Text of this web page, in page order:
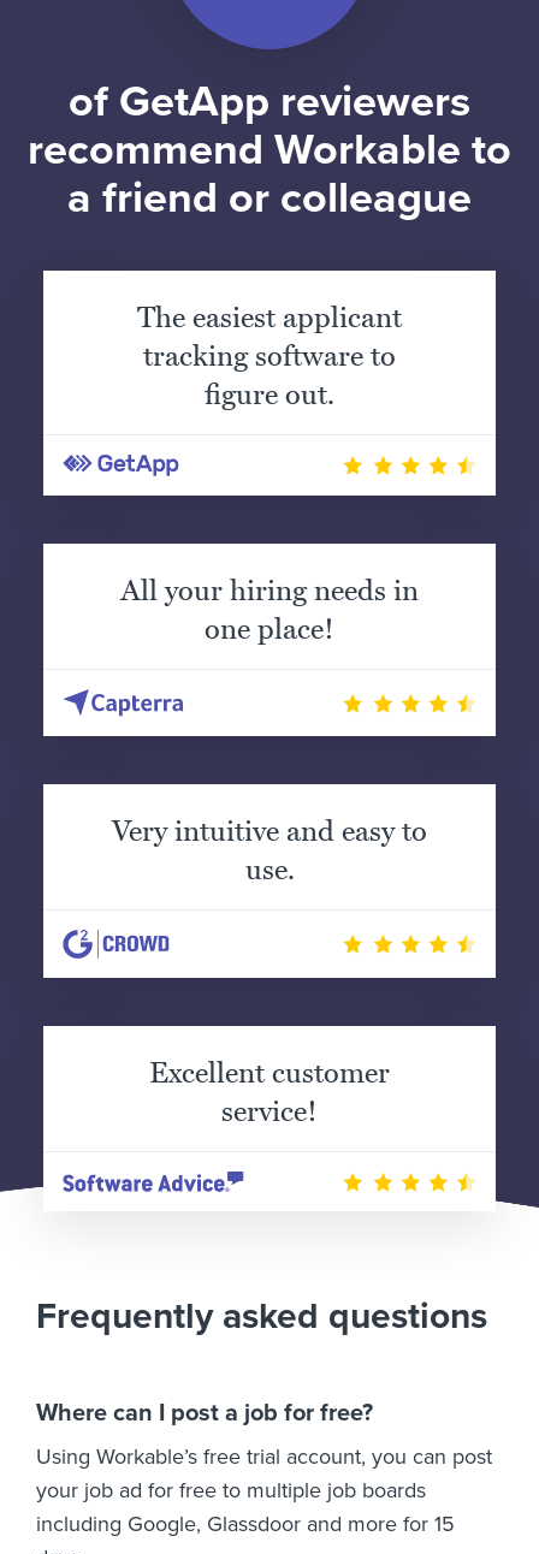
of GetApp reviewers
recommend Workable to
a friend or colleague
The easiest applicant
tracking software to
figure out.
All your hiring needs in
one place!
Very intuitive and easy to
use.
Excellent customer
service!
Frequently asked questions
Where can I post a job for free?
Using Workable’s free trial account, you can post
your job ad for free to multiple job boards
including Google, Glassdoor and more for 15